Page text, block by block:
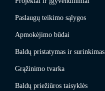
Paslaugų teikimo sąlygos
Apmokėjimo būdai
Baldų pristatymas ir surinkimas
Grąžinimo tvarka
Baldų priežiūros taisyklės